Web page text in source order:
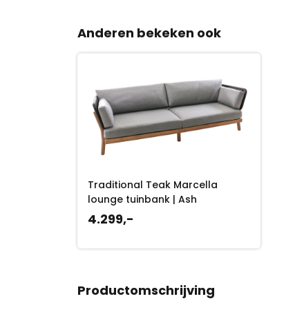
Anderen bekeken ook
Traditional Teak Marcella
lounge tuinbank | Ash
4.299,-
Productomschrijving